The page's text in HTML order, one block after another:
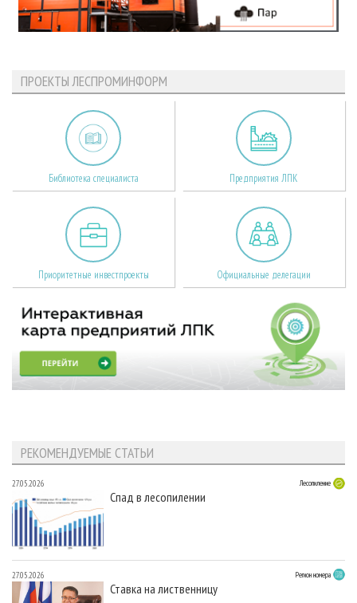
ПРОЕКТЫ ЛЕСПРОМИНФОРМ
Библиотека специалиста Предприятия ЛПК
Приоритетные инвестпроекты Официальные делегации
РЕКОМЕНДУЕМЫЕ СТАТЬИ
27.05.2026 Лесопиление
Спад в лесопилении
27.05.2026 Регион номера
Ставка на лиственницу